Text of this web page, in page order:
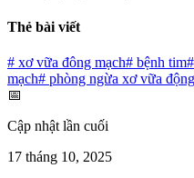
Thẻ bài viết
# xơ vữa đông mạch# bệnh tim#
mạch# phòng ngừa xơ vữa
📅
Cập nhật lần cuối
17 tháng 10, 2025